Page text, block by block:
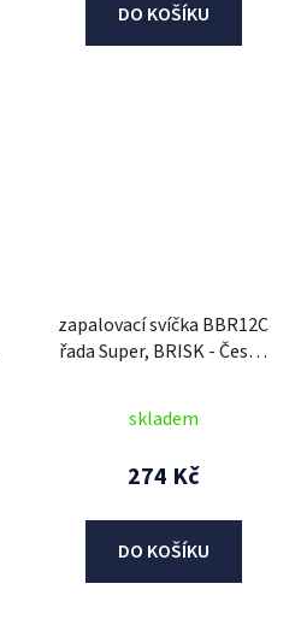
DO KOŠÍKU
zapalovací svíčka BBR12C
řada Super, BRISK - Česká
skladem
274 Kč
DO KOŠÍKU